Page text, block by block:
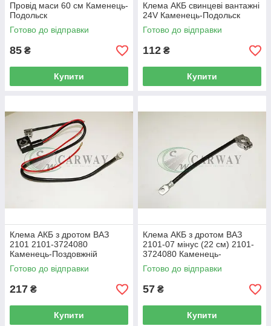
Провід маси 60 см Каменець-
Подольск
Готово до відправки
85 ₴
Купити
Клема АКБ свинцеві вантажні
24V Каменець-Подольск
Готово до відправки
112 ₴
Купити
Клема АКБ з дротом ВАЗ
2101 2101-3724080
Каменець-Поздовжній
Готово до відправки
217 ₴
Купити
Клема АКБ з дротом ВАЗ
2101-07 мінус (22 см) 2101-
3724080 Каменець-
Поздовжній
Готово до відправки
57 ₴
Купити